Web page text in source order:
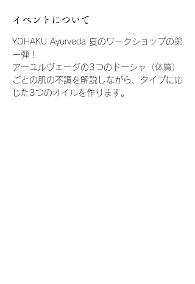
イベントについて
YOHAKU Ayurveda 夏のワークショップの第
一弾！
アーユルヴェーダの3つのドーシャ（体質）
ごとの肌の不調を解説しながら、タイプに応
じた3つのオイルを作ります。